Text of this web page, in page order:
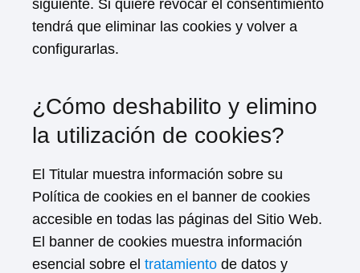
siguiente. Si quiere revocar el consentimiento
tendrá que eliminar las cookies y volver a
configurarlas.
¿Cómo deshabilito y elimino
la utilización de cookies?
El Titular muestra información sobre su
Política de cookies en el banner de cookies
accesible en todas las páginas del Sitio Web.
El banner de cookies muestra información
esencial sobre el tratamiento de datos y